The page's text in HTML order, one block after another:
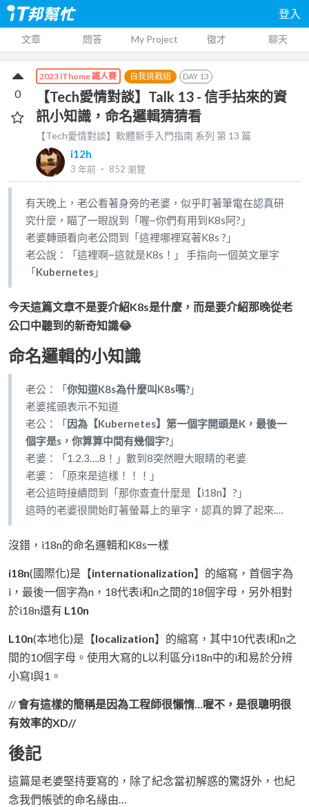
登入
文章 問答 My Project 徵才 聊天
2023 iThome 鐵人賽 自我挑戰組 DAY 13
【Tech愛情對談】Talk 13 - 信手拈來的資
訊小知識，命名邏輯猜猜看
【Tech愛情對談】軟體新手入門指南 系列 第 13 篇
i12h
3 年前 ‧ 852 瀏覽
0
有天晚上，老公看著身旁的老婆，似乎盯著筆電在認真研
究什麼，瞄了一眼說到「喔~你們有用到K8s阿?」
老婆轉頭看向老公問到「這裡哪裡寫著K8s ?」
老公說：「這裡啊~這就是K8s！」 手指向一個英文單字
「 Kubernetes 」
今天這篇文章不是要介紹K8s是什麼，而是要介紹那晚從老
公口中聽到的新奇知識😂
命名邏輯的小知識
老公：「 你知道K8s為什麼叫K8s嗎? 」
老婆搖頭表示不知道
老公：「 因為【Kubernetes】第一個字開頭是K，最後一
個字是s，你算算中間有幾個字? 」
老婆：「1.2.3….8！」數到8突然瞪大眼睛的老婆
老婆：「原來是這樣！！！」
老公這時接續問到「那你查查什麼是【i18n】?」
這時的老婆很開始盯著螢幕上的單字，認真的算了起來.…
沒錯，i18n的命名邏輯和K8s一樣
i18n(國際化)是【internationalization】的縮寫，首個字為
i，最後一個字為n，18代表i和n之間的18個字母，另外相對
於i18n還有 L10n
L10n(本地化)是【localization】的縮寫，其中10代表l和n之
間的10個字母。使用大寫的L以利區分i18n中的i和易於分辨
小寫l與1。
//會有這樣的簡稱是因為工程師很懶惰…喔不，是很聰明很
有效率的XD//
後記
這篇是老婆堅持要寫的，除了紀念當初解惑的驚訝外，也紀
念我們帳號的命名緣由…